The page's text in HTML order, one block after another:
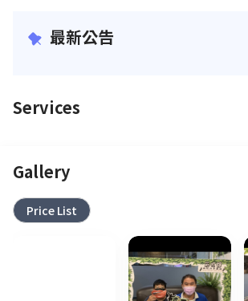
最新公告
Services
Gallery
Price List